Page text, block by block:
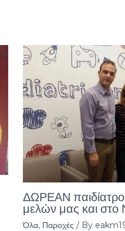
ΔΩΡΕΑΝ
μελών μας και στο
Όλα, Παροχές / By